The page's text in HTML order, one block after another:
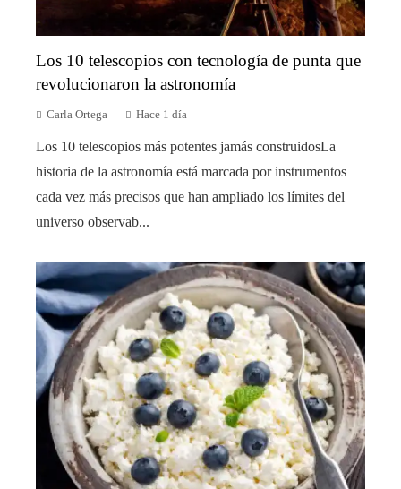
Los 10 telescopios con tecnología de punta que
revolucionaron la astronomía
Carla Ortega Hace 1 día
Los 10 telescopios más potentes jamás construidosLa
historia de la astronomía está marcada por instrumentos
cada vez más precisos que han ampliado los límites del
universo observab...